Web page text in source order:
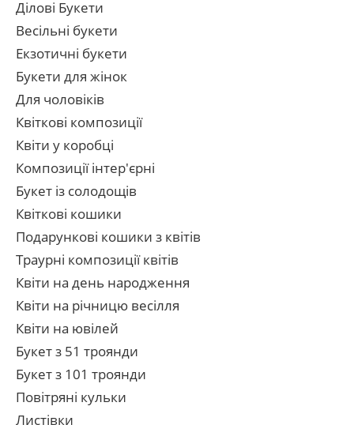
Ділові Букети
Весільні букети
Екзотичні букети
Букети для жінок
Для чоловіків
Квіткові композиції
Квіти у коробці
Композиції інтер'єрні
Букет із солодощів
Квіткові кошики
Подарункові кошики з квітів
Траурні композиції квітів
Квіти на день народження
Квіти на річницю весілля
Квіти на ювілей
Букет з 51 троянди
Букет з 101 троянди
Повітряні кульки
Листівки